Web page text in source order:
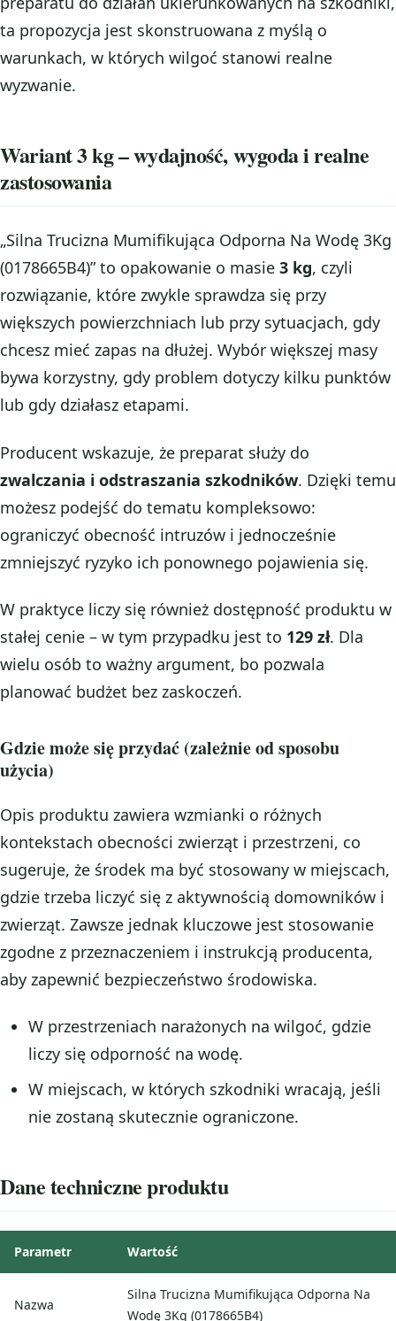
ta propozycja jest skonstruowana z myślą o
warunkach, w których wilgoć stanowi realne
wyzwanie.
Wariant 3 kg – wydajność, wygoda i realne
zastosowania
„Silna Trucizna Mumifikująca Odporna Na Wodę 3Kg
(0178665B4)” to opakowanie o masie 3 kg, czyli
rozwiązanie, które zwykle sprawdza się przy
większych powierzchniach lub przy sytuacjach, gdy
chcesz mieć zapas na dłużej. Wybór większej masy
bywa korzystny, gdy problem dotyczy kilku punktów
lub gdy działasz etapami.
Producent wskazuje, że preparat służy do
zwalczania i odstraszania szkodników. Dzięki temu
możesz podejść do tematu kompleksowo:
ograniczyć obecność intruzów i jednocześnie
zmniejszyć ryzyko ich ponownego pojawienia się.
W praktyce liczy się również dostępność produktu w
stałej cenie – w tym przypadku jest to 129 zł. Dla
wielu osób to ważny argument, bo pozwala
planować budżet bez zaskoczeń.
Gdzie może się przydać (zależnie od sposobu
użycia)
Opis produktu zawiera wzmianki o różnych
kontekstach obecności zwierząt i przestrzeni, co
sugeruje, że środek ma być stosowany w miejscach,
gdzie trzeba liczyć się z aktywnością domowników i
zwierząt. Zawsze jednak kluczowe jest stosowanie
zgodne z przeznaczeniem i instrukcją producenta,
aby zapewnić bezpieczeństwo środowiska.
W przestrzeniach narażonych na wilgoć, gdzie
liczy się odporność na wodę.
W miejscach, w których szkodniki wracają, jeśli
nie zostaną skutecznie ograniczone.
Dane techniczne produktu
Parametr Wartość
Nazwa
Silna Trucizna Mumifikująca Odporna Na
Wodę 3Kg (0178665B4)